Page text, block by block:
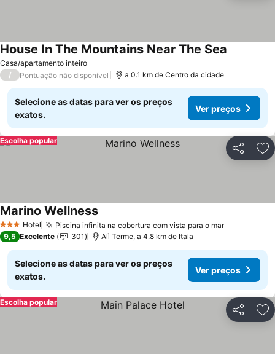
Casa/apartamento inteiro
House In The Mountains Near The Sea
/ Pontuação não disponível a 0.1 km de Centro da cidade
Selecione as datas para ver os preços
exatos.
Ver preços
Partilhar
Escolha popular
3 EstrelasHotel Piscina infinita na cobertura com vista para o mar
Marino Wellness
9,5 Excelente 301 Alì Terme, a 4.8 km de Itala
Selecione as datas para ver os preços
exatos.
Ver preços
Partilhar
Escolha popular